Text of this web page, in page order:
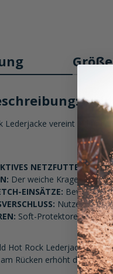
Lederjacke vereint Stil
NETZFUTTER:
Der weiche Kragen
EINSÄTZE:
Nutze den
Soft-Protektoren an
Hot Rock Lederjacke
Rücken erhöht den